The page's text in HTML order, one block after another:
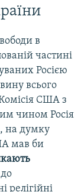
в
частині
Росією
всього
США з
чином Росія
на думку
мав би
релігійні